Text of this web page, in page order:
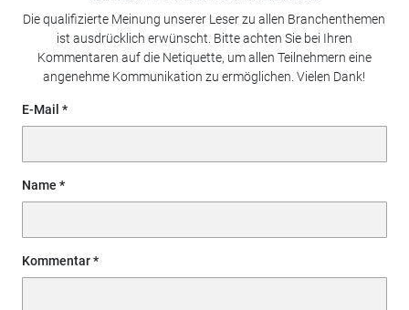
Die qualifizierte Meinung unserer Leser zu allen Branchenthemen
ist ausdrücklich erwünscht. Bitte achten Sie bei Ihren
Kommentaren auf die Netiquette, um allen Teilnehmern eine
angenehme Kommunikation zu ermöglichen. Vielen Dank!
E-Mail
Name
Kommentar